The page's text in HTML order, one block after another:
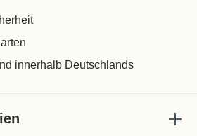
innerhalb Deutschlands